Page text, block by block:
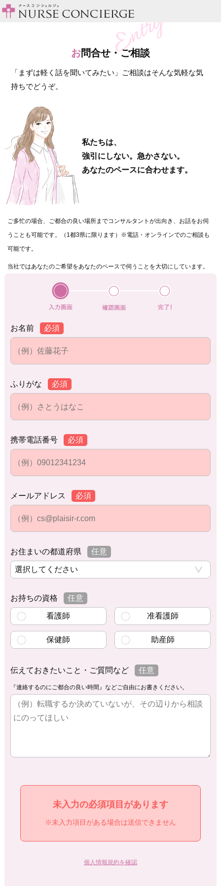
お問合せ・ご相談
「まずは軽く話を聞いてみたい」ご相談はそんな気軽な気
持ちでどうぞ。
私たちは、
強引にしない。急かさない。
あなたのペースに合わせます。
ご多忙の場合、ご都合の良い場所までコンサルタントが出向き、お話をお伺
うことも可能です。（1都3県に限ります）※電話・オンラインでのご相談も
可能です。
当社ではあなたのご希望をあなたのペースで伺うことを大切にしています。
お名前 必須
ふりがな 必須
携帯電話番号 必須
メールアドレス 必須
お住まいの都道府県 任意
お持ちの資格 任意
看護師 准看護師
保健師 助産師
伝えておきたいこと・ご質問など 任意
『連絡するのにご都合の良い時間』などご自由にお書きください。
未入力の必須項目があります
※未入力項目がある場合は送信できません
個人情報規約を確認